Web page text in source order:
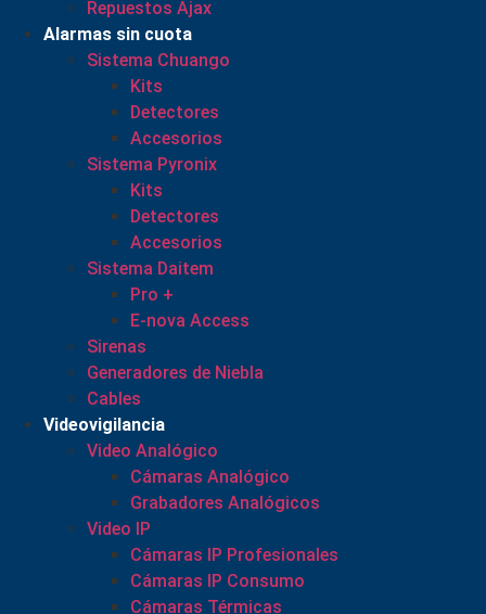
Repuestos Ajax
Alarmas sin cuota
Sistema Chuango
Kits
Detectores
Accesorios
Sistema Pyronix
Kits
Detectores
Accesorios
Sistema Daitem
Pro +
E-nova Access
Sirenas
Generadores de Niebla
Cables
Videovigilancia
Video Analógico
Cámaras Analógico
Grabadores Analógicos
Video IP
Cámaras IP Profesionales
Cámaras IP Consumo
Cámaras Térmicas